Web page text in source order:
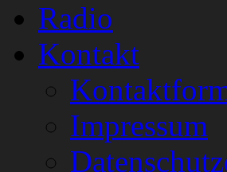
Radio
Kontakt
Impressum